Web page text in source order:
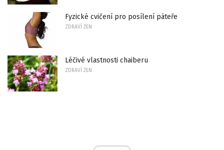
Fyzické cvičení pro posílení páteře
ZDRAVÍ ŽEN
Léčivé vlastnosti chaiberu
ZDRAVÍ ŽEN